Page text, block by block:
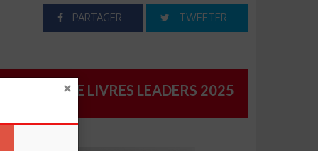
PARTAGER TWEETER
CATALOGUE LIVRES LEADERS 2025